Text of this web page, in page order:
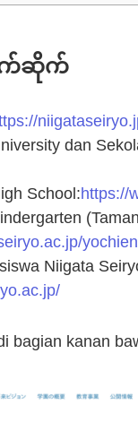
က်ဆိုက်
dan
School:https://
Niigata
bagian kanan